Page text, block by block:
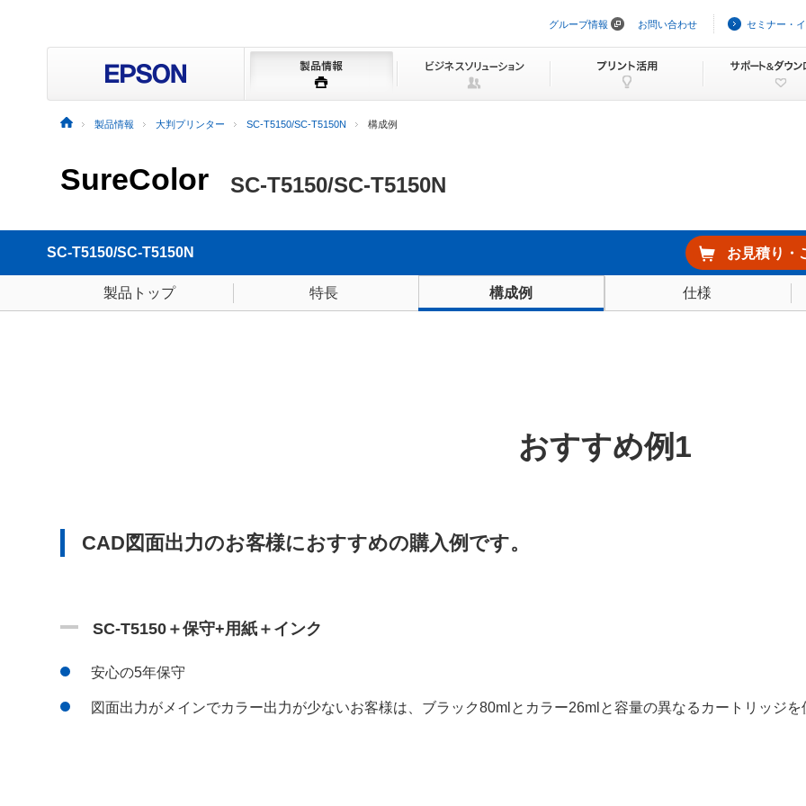
ビ
ョ
グループ情報 お問い合わせ セミナー・
製品情報 大判プリンター SC-T5150/SC-T5150N 構成例
SureColor SC-T5150/SC-T5150N
SC-T5150/SC-T5150N お見積り・
製品トップ 特長 構成例 仕様
おすすめ例1
CAD図面出力のお客様におすすめの購入例です。
SC-T5150＋保守+用紙＋インク
安心の5年保守
図面出力がメインでカラー出力が少ないお客様は、ブラック80mlとカラー26mlと容量の異なるカートリッジを